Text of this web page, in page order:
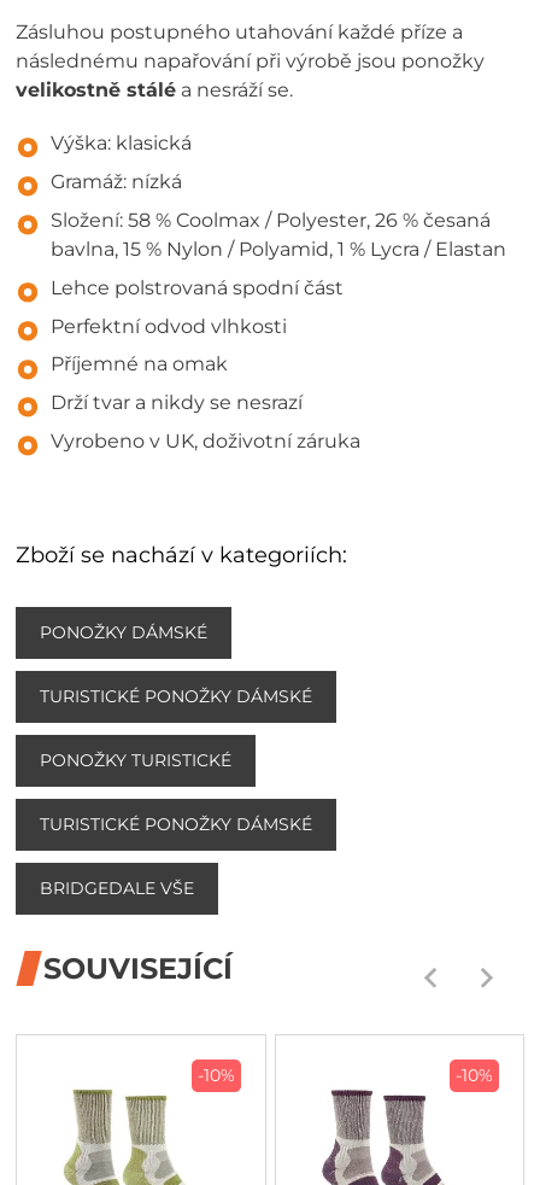
Zásluhou postupného utahování každé příze a
následnému napařování při výrobě jsou ponožky
velikostně stálé a nesráží se.
Výška: klasická
Gramáž: nízká
Složení: 58 % Coolmax / Polyester, 26 % česaná
bavlna, 15 % Nylon / Polyamid, 1 % Lycra / Elastan
Lehce polstrovaná spodní část
Perfektní odvod vlhkosti
Příjemné na omak
Drží tvar a nikdy se nesrazí
Vyrobeno v UK, doživotní záruka
Zboží se nachází v kategoriích:
PONOŽKY DÁMSKÉ
TURISTICKÉ PONOŽKY DÁMSKÉ
PONOŽKY TURISTICKÉ
TURISTICKÉ PONOŽKY DÁMSKÉ
BRIDGEDALE VŠE
SOUVISEJÍCÍ
-10% -10%